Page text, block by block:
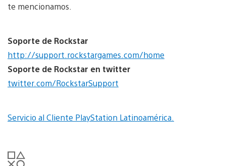
te mencionamos.
Soporte de Rockstar
http://support.rockstargames.com/home
Soporte de Rockstar en twitter
twitter.com/RockstarSupport
Servicio al Cliente PlayStation Latinoamérica.